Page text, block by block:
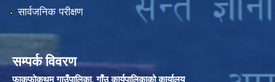
सार्वजनिक परीक्षण
सम्पर्क विवरण
फाकफोकथुम गाउँपालिका, गाँउ कार्यपालिकाको कार्यालय